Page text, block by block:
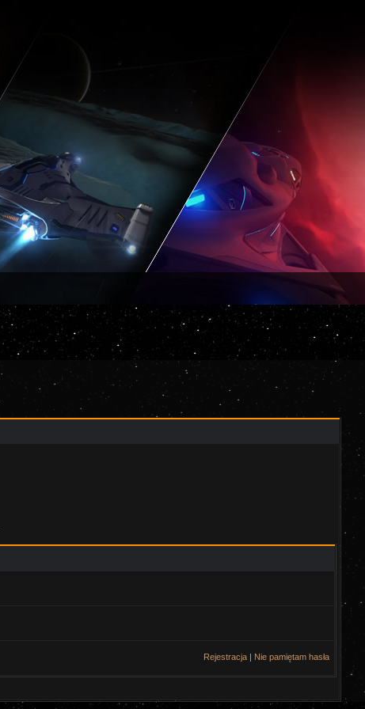
Rejestracja | Nie pamiętam hasła